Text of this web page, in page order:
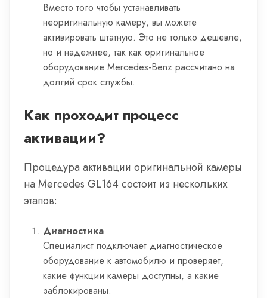
Вместо того чтобы устанавливать
неоригинальную камеру, вы можете
активировать штатную. Это не только дешевле,
но и надежнее, так как оригинальное
оборудование Mercedes-Benz рассчитано на
долгий срок службы.
Как проходит процесс
активации?
Процедура активации оригинальной камеры
на Mercedes GL164 состоит из нескольких
этапов:
Диагностика
Специалист подключает диагностическое
оборудование к автомобилю и проверяет,
какие функции камеры доступны, а какие
заблокированы.